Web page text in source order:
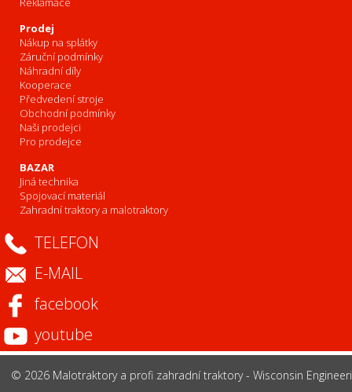
Prodej
Nákup na splátky
Záruční podmínky
Náhradní díly
Kooperace
Předvedení stroje
Obchodní podmínky
Naši prodejci
Pro prodejce
BAZAR
Jiná technika
Spojovací materiál
Zahradní traktory a malotraktory
TELEFON
E-MAIL
facebook
youtube
© 2026 Malotraktory a profi zahradní traktory - Wisconsin